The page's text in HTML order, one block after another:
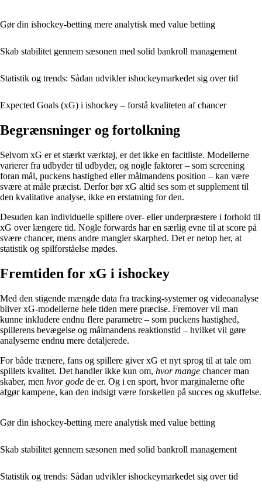
Gør din ishockey-betting mere analytisk med value betting
Skab stabilitet gennem sæsonen med solid bankroll management
Statistik og trends: Sådan udvikler ishockeymarkedet sig over tid
Expected Goals (xG) i ishockey – forstå kvaliteten af chancer
Begrænsninger og fortolkning
Selvom xG er et stærkt værktøj, er det ikke en facitliste. Modellerne
varierer fra udbyder til udbyder, og nogle faktorer – som screening
foran mål, puckens hastighed eller målmandens position – kan være
svære at måle præcist. Derfor bør xG altid ses som et supplement til
den kvalitative analyse, ikke en erstatning for den.
Desuden kan individuelle spillere over- eller underpræstere i forhold til
xG over længere tid. Nogle forwards har en særlig evne til at score på
svære chancer, mens andre mangler skarphed. Det er netop her, at
statistik og spilforståelse mødes.
Fremtiden for xG i ishockey
Med den stigende mængde data fra tracking-systemer og videoanalyse
bliver xG-modellerne hele tiden mere præcise. Fremover vil man
kunne inkludere endnu flere parametre – som puckens hastighed,
spillerens bevægelse og målmandens reaktionstid – hvilket vil gøre
analyserne endnu mere detaljerede.
For både trænere, fans og spillere giver xG et nyt sprog til at tale om
spillets kvalitet. Det handler ikke kun om, hvor mange chancer man
skaber, men hvor gode de er. Og i en sport, hvor marginalerne ofte
afgør kampene, kan den indsigt være forskellen på succes og skuffelse.
Gør din ishockey-betting mere analytisk med value betting
Skab stabilitet gennem sæsonen med solid bankroll management
Statistik og trends: Sådan udvikler ishockeymarkedet sig over tid